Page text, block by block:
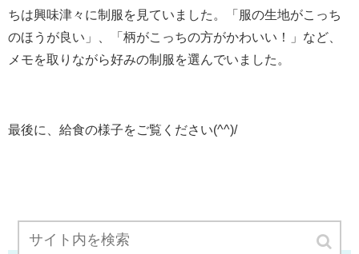
ちは興味津々に制服を見ていました。「服の生地がこっち
のほうが良い」、「柄がこっちの方がかわいい！」など、
メモを取りながら好みの制服を選んでいました。
最後に、給食の様子をご覧ください(^^)/